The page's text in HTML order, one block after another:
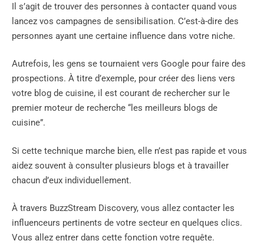
Il s’agit de trouver des personnes à contacter quand vous
lancez vos campagnes de sensibilisation. C’est-à-dire des
personnes ayant une certaine influence dans votre niche.
Autrefois, les gens se tournaient vers Google pour faire des
prospections. À titre d’exemple, pour créer des liens vers
votre blog de cuisine, il est courant de rechercher sur le
premier moteur de recherche “les meilleurs blogs de
cuisine”.
Si cette technique marche bien, elle n’est pas rapide et vous
aidez souvent à consulter plusieurs blogs et à travailler
chacun d’eux individuellement.
À travers BuzzStream Discovery, vous allez contacter les
influenceurs pertinents de votre secteur en quelques clics.
Vous allez entrer dans cette fonction votre requête.